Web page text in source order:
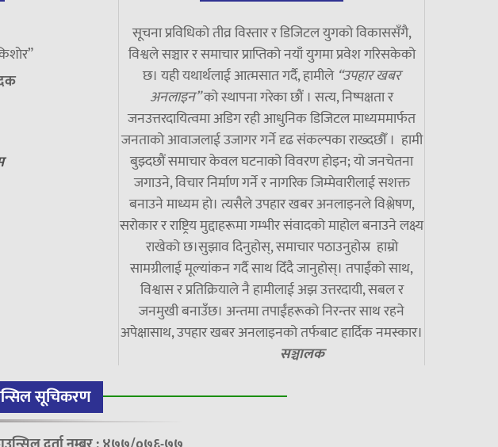
सूचना प्रविधिको तीव्र विस्तार र डिजिटल युगको विकाससँगै,
विश्वले सञ्चार र समाचार प्राप्तिको नयाँ युगमा प्रवेश गरिसकेको
छ। यही यथार्थलाई आत्मसात गर्दै, हामीले “उपहार खबर
अनलाइन”को स्थापना गरेका छौं । सत्य, निष्पक्षता र
जनउत्तरदायित्वमा अडिग रही आधुनिक डिजिटल माध्यममार्फत
जनताको आवाजलाई उजागर गर्ने दृढ संकल्पका राख्दछौँ । हामी
बुझ्दछौं समाचार केवल घटनाको विवरण होइन; यो जनचेतना
जगाउने, विचार निर्माण गर्ने र नागरिक जिम्मेवारीलाई सशक्त
बनाउने माध्यम हो। त्यसैले उपहार खबर अनलाइनले विश्लेषण,
सरोकार र राष्ट्रिय मुद्दाहरूमा गम्भीर संवादको माहोल बनाउने लक्ष्य
राखेको छ।सुझाव दिनुहोस्, समाचार पठाउनुहोस्र हाम्रो
सामग्रीलाई मूल्यांकन गर्दै साथ दिँदै जानुहोस्। तपाईंको साथ,
विश्वास र प्रतिक्रियाले नै हामीलाई अझ उत्तरदायी, सबल र
जनमुखी बनाउँछ। अन्तमा तपाईंहरूको निरन्तर साथ रहने
अपेक्षासाथ, उपहार खबर अनलाइनको तर्फबाट हार्दिक नमस्कार।
सञ्चालक
सूचिकरण